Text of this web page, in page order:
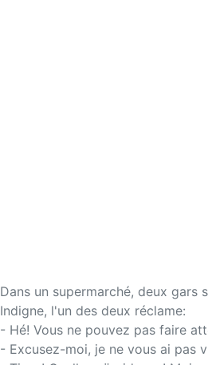
Dans un supermarché, deux gars
Indigne, l'un des deux réclame:
- Hé! Vous ne pouvez pas faire
- Excusez-moi, je ne vous ai pas